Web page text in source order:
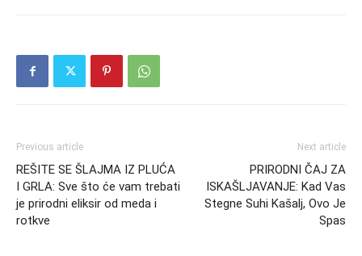
Previous article
REŠITE SE ŠLAJMA IZ PLUĆA
I GRLA: Sve što će vam trebati
je prirodni eliksir od meda i
rotkve
Next article
PRIRODNI ČAJ ZA
ISKAŠLJAVANJE: Kad Vas
Stegne Suhi Kašalj, Ovo Je
Spas